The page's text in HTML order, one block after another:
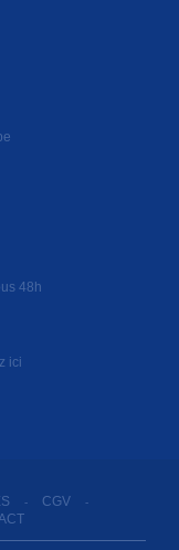
48h
ici
- CGV -